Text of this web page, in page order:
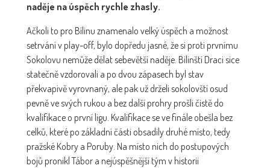
naděje na úspěch rychle zhasly.
Ačkoli to pro Bílinu znamenalo velký úspěch a možnost
setrvání v play-off, bylo dopředu jasné, že si proti prvnímu
Sokolovu nemůže dělat sebevětší naděje. Bílinští Draci sice
statečně vzdorovali a po dvou zápasech byl stav
překvapivě vyrovnaný, ale pak už drželi sokolovští osud
pevně ve svých rukou a bez další prohry prošli čistě do
kvalifikace o první ligu. Kvalifikace se ve finále obešla bez
celků, které po základní části obsadily druhé místo, tedy
pražské Kobry a Poruby. Na místo nich do postupových
bojů pronikl Tábor a nejúspěšnější tým v historii